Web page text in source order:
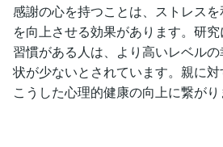
感謝の心を持つことは、ストレス
を向上させる効果があります。研
習慣がある人は、より高いレベル
状が少ないとされています。親に対
こうした心理的健康の向上に繋がり